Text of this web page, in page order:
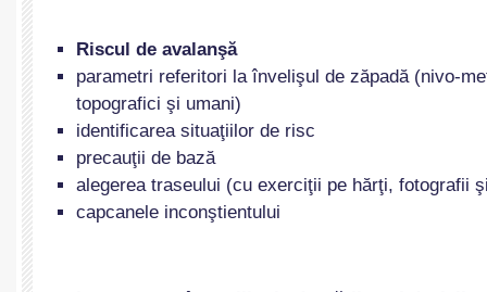
Riscul de avalanşă
parametri referitori la învelişul de zăpadă (nivo-
topografici şi umani)
identificarea situaţiilor de risc
precauţii de bază
alegerea traseului (cu exerciţii pe hărţi, fotografii
capcanele inconştientului